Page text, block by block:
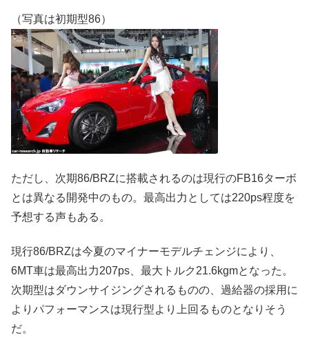
（写真は初期型86）
ただし、次期86/BRZに搭載されるのは現行のFB16ターボ
とは異なる開発中のもの。最高出力としては220ps程度を
予想する声もある。
現行86/BRZは今夏のマイナーモデルチェンジにより、
6MT車は最高出力207ps、最大トルク21.6kgmとなった。
次期型はダウンサイジングされるものの、過給器の採用に
よりパフォーマンスは現行型より上回るものとなりそう
だ。